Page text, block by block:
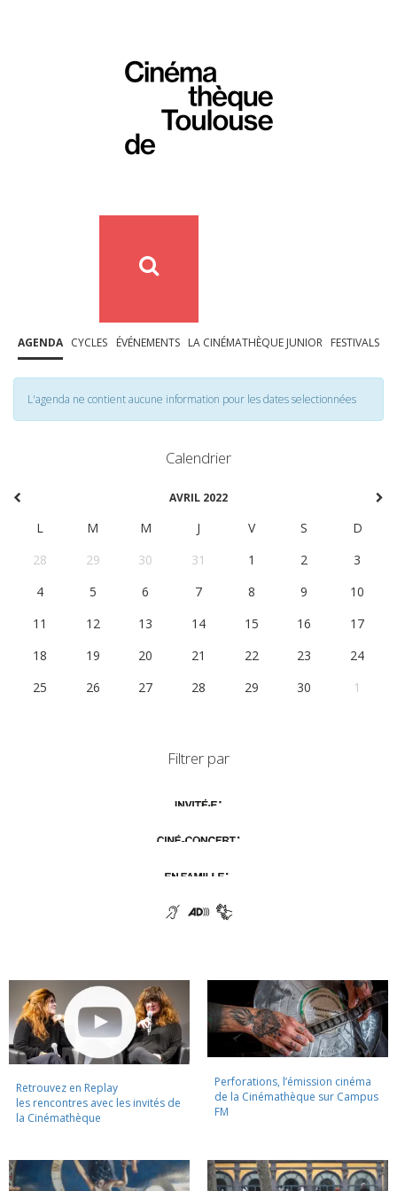
AGENDA CYCLES ÉVÉNEMENTS LA CINÉMATHÈQUE JUNIOR FESTIVALS
L'agenda ne contient aucune information pour les dates selectionnées
Calendrier
AVRIL 2022
L M M J V S
D
28
29 30 31 1 2
3
4
5 6 7 8 9
10
11
12 13 14 15 16
17
18
19 20 21 22 23
24
25
26 27 28 29 30 1
Filtrer par
Retrouvez en Replay
les rencontres avec les invités de
la Cinémathèque
Perforations, l’émission cinéma
de la Cinémathèque sur Campus
FM